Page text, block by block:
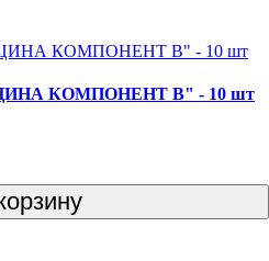
КОМПОНЕНТ В" - 10 шт